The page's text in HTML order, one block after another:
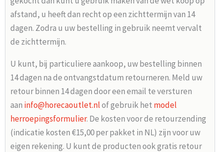
afstand, u heeft dan recht op een zichttermijn van 14
dagen. Zodra u uw bestelling in gebruik neemt vervalt
de zichttermijn.
U kunt, bij particuliere aankoop, uw bestelling binnen
14 dagen na de ontvangstdatum retourneren. Meld uw
retour binnen 14 dagen door een email te versturen
aan info@horecaoutlet.nlof gebruik het model
herroepingsformulier. De kosten voor de retourzending
(indicatie kosten €15,00 per pakket in NL) zijn voor uw
eigen rekening. U kunt de producten ook gratis retour